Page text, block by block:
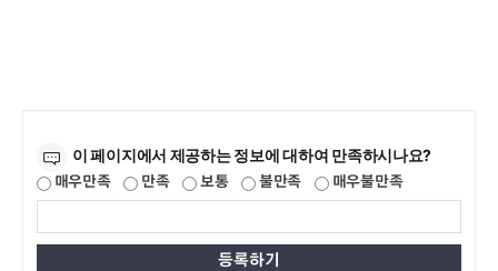
이 페이지에서 제공하는 정보에 대하여 만족하시나요?
매우만족 만족 보통 불만족 매우불만족